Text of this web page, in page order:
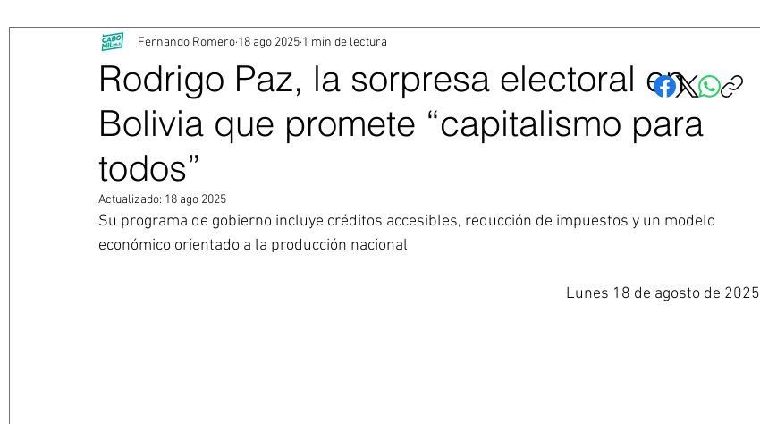
Entérate Deportes La buena del día
Ayuntamiento de Los Cabos Informa Nacionales e Internacionales Columnas Locales Los Cabos
Rodrigo Paz, la sorpresa electoral en
Bolivia que promete “capitalismo para
todos”
Fernando Romero 18 ago 2025 1 min de lectura
Actualizado: 18 ago 2025
Su programa de gobierno incluye créditos accesibles, reducción de impuestos y un modelo
económico orientado a la producción nacional
Lunes 18 de agosto de 2025